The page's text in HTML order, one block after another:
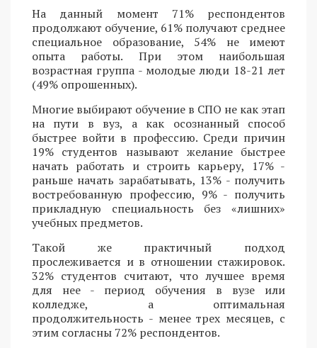
На данный момент 71% респондентов
продолжают обучение, 61% получают среднее
специальное образование, 54% не имеют
опыта работы. При этом наибольшая
возрастная группа - молодые люди 18-21 лет
(49% опрошенных).
Многие выбирают обучение в СПО не как этап
на пути в вуз, а как осознанный способ
быстрее войти в профессию. Среди причин
19% студентов называют желание быстрее
начать работать и строить карьеру, 17% -
раньше начать зарабатывать, 13% - получить
востребованную профессию, 9% - получить
прикладную специальность без «лишних»
учебных предметов.
Такой же практичный подход
прослеживается и в отношении стажировок.
32% студентов считают, что лучшее время
для нее - период обучения в вузе или
колледже, а оптимальная
продолжительность - менее трех месяцев, с
этим согласны 72% респондентов.